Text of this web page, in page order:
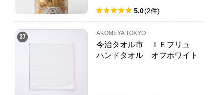
5.0(2件)
37 AKOMEYA TOKYO
今治タオル市 ＩＥフリュ
ハンドタオル オフホワイト